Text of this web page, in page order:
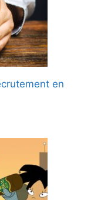
en